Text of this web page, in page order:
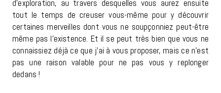
d’exploration, au travers desquelles vous aurez ensuite
tout le temps de creuser vous-même pour y découvrir
certaines merveilles dont vous ne soupçonniez peut-être
même pas l’existence. Et il se peut très bien que vous ne
connaissiez déjà ce que j’ai à vous proposer, mais ce n’est
pas une raison valable pour ne pas vous y replonger
dedans !